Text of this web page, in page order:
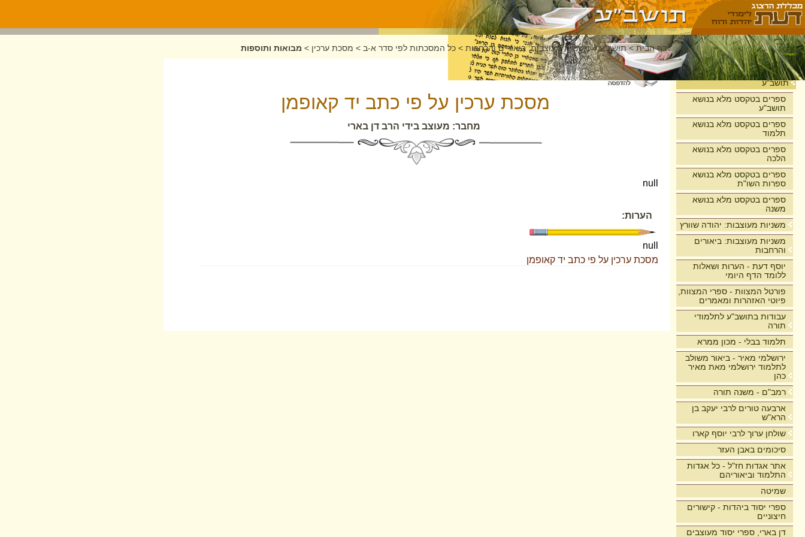
בית
תושב"ע
ספרים בטקסט מלא בנושא
תושב"ע
ספרים בטקסט מלא בנושא
תלמוד
ספרים בטקסט מלא בנושא
הלכה
ספרים בטקסט מלא בנושא
ספרות השו"ת
ספרים בטקסט מלא בנושא
משנה
משניות מעוצבות: יהודה שוורץ
משניות מעוצבות: ביאורים
והרחבות
יוסף דעת - הערות ושאלות
ללומד הדף היומי
פורטל המצוות - ספרי המצוות,
פיוטי האזהרות ומאמרים
עבודות בתושב"ע לתלמודי
תורה
תלמוד בבלי - מכון ממרא
ירושלמי מאיר - ביאור משולב
לתלמוד ירושלמי מאת מאיר
כהן
רמב"ם - משנה תורה
ארבעה טורים לרבי יעקב בן
הרא"ש
שולחן ערוך לרבי יוסף קארו
סיכומים באבן העזר
אתר אגדות חז"ל - כל אגדות
התלמוד וביאוריהם
שמיטה
ספרי יסוד ביהדות - קישורים
חיצוניים
דן בארי, ספרי יסוד מעוצבים
דף הבית >תושב"ע >משניות מעוצבות: ביאורים והרחבות > כל המסכתות לפי סדר א-ב > מסכת ערכין > מבואות ותוספות
מסכת ערכין על פי כתב יד קאופמן
מחבר: מעוצב בידי הרב דן בארי
null
הערות:
null
מסכת ערכין על פי כתב יד קאופמן